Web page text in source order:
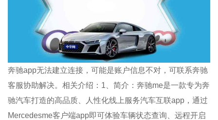
奔驰app无法建立连接，可能是账户信息不对，可联系奔驰
客服协助解决。相关介绍：1、简介：奔驰me是一款专为奔
驰汽车打造的高品质、人性化线上服务汽车互联app，通过
Mercedesme客户端app即可体验车辆状态查询、远程开启